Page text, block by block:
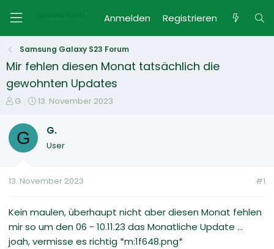
Anmelden Registrieren
Samsung Galaxy S23 Forum
Mir fehlen diesen Monat tatsächlich die
gewohnten Updates
E
s
e
e
G.
E
t
t
m
13. November 2023
G G.
User
13. November 2023 #1
Kein maulen, überhaupt nicht aber diesen Monat fehlen
mir so um den 06 - 10.11.23 das Monatliche Update ...
joah, vermisse es richtig *m:1f648.png*